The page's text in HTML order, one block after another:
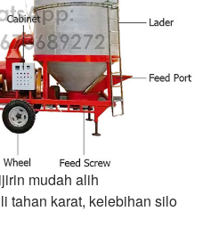
mudah alih
tahan karat, kelebihan silo